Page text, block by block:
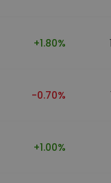
+1.80%
-0.70%
+1.00%